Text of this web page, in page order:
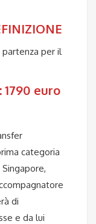
per il
euro
categoria
di
e da lui